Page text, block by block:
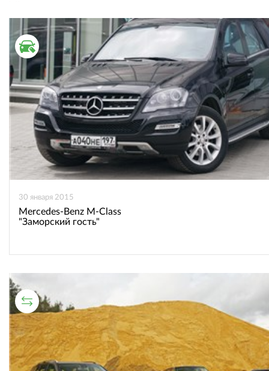
Одноклассниках
ВТОРИЧНЫЙ РЫНОК
30 января 2015
Mercedes-Benz M-Class
"Заморский гость"
СРАВНИТЕЛЬНЫЙ ТЕСТ